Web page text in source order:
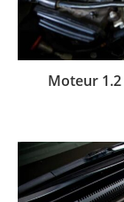
Moteur